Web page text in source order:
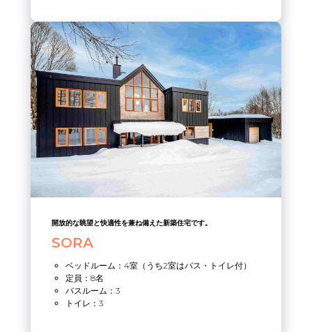
開放的な眺望と快適性を兼ね備えた新築住宅です。
SORA
ベッドルーム：4室（うち2室はバス・トイレ付）
定員：8名
バスルーム：3
トイレ：3